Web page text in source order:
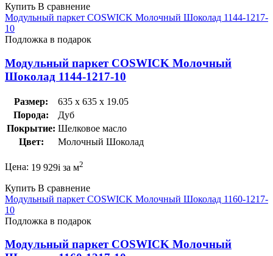
Купить В сравнение
Модульный паркет COSWICK Молочный Шоколад 1144-1217-
10
Подложка в подарок
Модульный паркет COSWICK Молочный
Шоколад 1144-1217-10
Размер:
635 x 635 x 19.05
Порода:
Дуб
Покрытие: Шелковое масло
Цвет:
Молочный Шоколад
Цена: 19 929i за м2
Купить В сравнение
Модульный паркет COSWICK Молочный Шоколад 1160-1217-
10
Подложка в подарок
Модульный паркет COSWICK Молочный